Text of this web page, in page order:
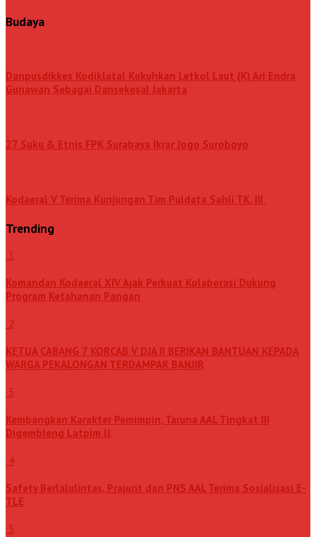
Budaya
Danpusdikkes Kodiklatal Kukuhkan Letkol Laut (K) Ari Endra
Gunawan Sebagai Dansekesal Jakarta
27 Suku & Etnis FPK Surabaya Ikrar Jogo Suroboyo
Kodaeral V Terima Kunjungan Tim Puldata Sahli TK. III
Trending
1
Komandan Kodaeral XIV Ajak Perkuat Kolaborasi Dukung
Program Ketahanan Pangan
2
KETUA CABANG 7 KORCAB V DJA II BERIKAN BANTUAN KEPADA
WARGA PEKALONGAN TERDAMPAK BANJIR
3
Kembangkan Karakter Pemimpin, Taruna AAL Tingkat III
Digembleng Latpim ll
4
Safety Berlalulintas, Prajurit dan PNS AAL Terima Sosialisasi E-
TLE
5